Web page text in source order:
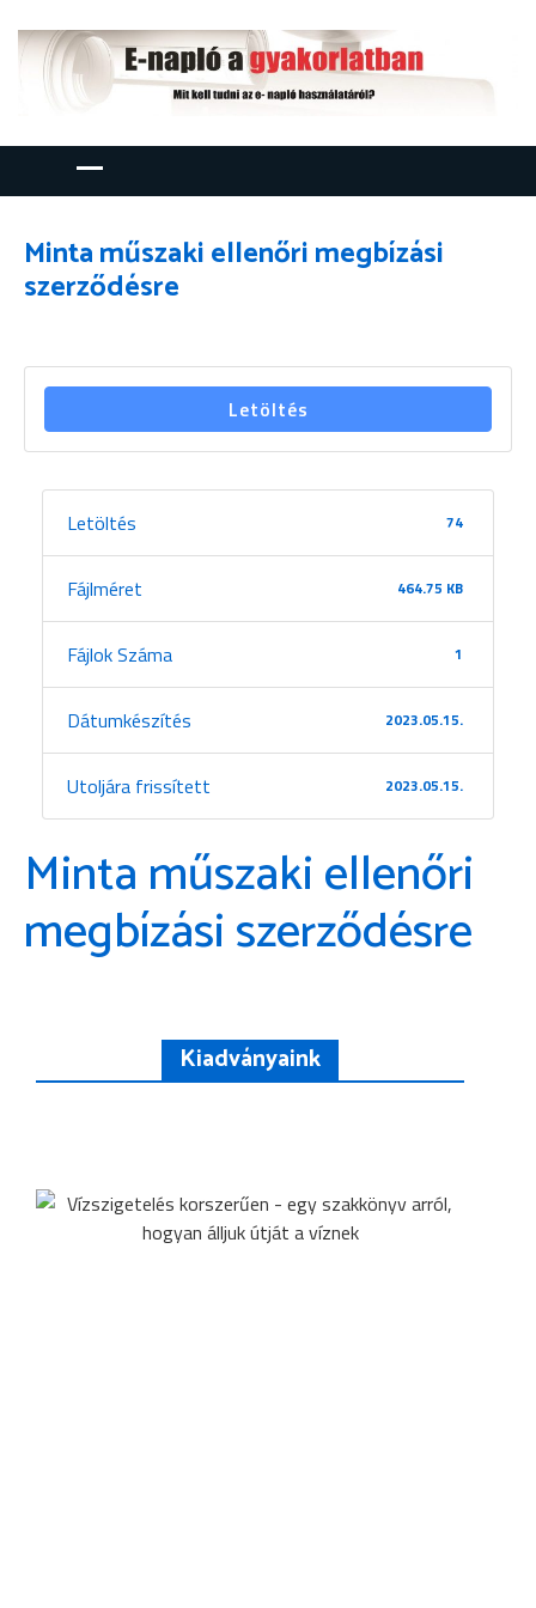
Minta műszaki ellenőri megbízási
szerződésre
Letöltés
Letöltés 74
Fájlméret 464.75 KB
Fájlok Száma 1
Dátumkészítés 2023.05.15.
Utoljára frissített 2023.05.15.
Minta műszaki ellenőri
megbízási szerződésre
Kiadványaink